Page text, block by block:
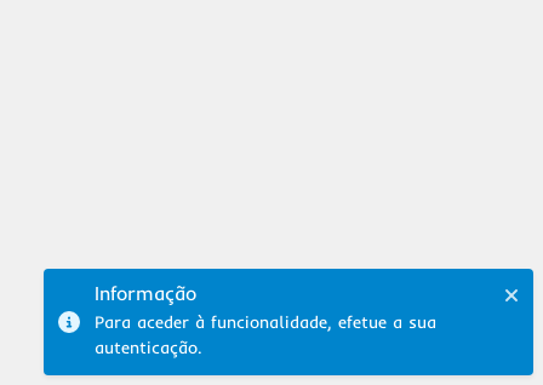
Informação
Para aceder à funcionalidade, efetue a sua
autenticação.